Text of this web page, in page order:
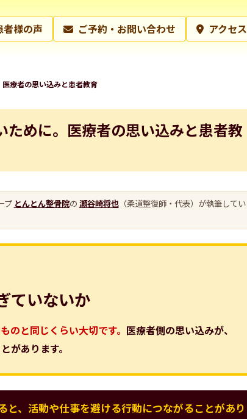
者様の声 ご予約・お問い合わせ アクセス
療者の思い込みと患者教育
ために。医療者の思い込みと患者教
プ とんとん整骨院の 瀬谷崎将也（柔道整復師・代表）が執筆してい
ていないか
のと同じくらい大切です。 医療者側の思い込みが、
があります。
と、活動や仕事を避ける行動につながることがあり